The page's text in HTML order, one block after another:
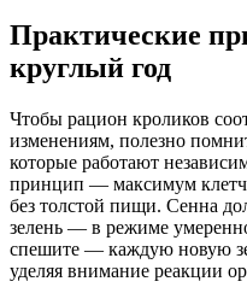
Практические
круглый год
Чтобы рацион кроликов
изменениям, полезно
которые работают
принцип — максимум
без толстой пищи. Сенна
зелень — в режиме
спешите — каждую новую
уделяя внимание реакции